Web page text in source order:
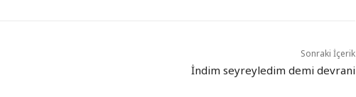
Sonraki İçerik
İndim seyreyledim demi devrani